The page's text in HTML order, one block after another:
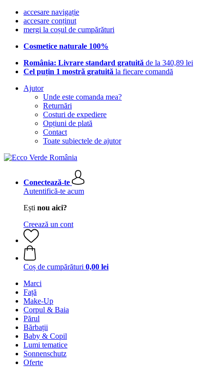
accesare navigație
accesare conținut
mergi la coșul de cumpărături
Cosmetice naturale 100%
România: Livrare standard gratuită de la 340,89 lei
Cel puțin 1 mostră gratuită la fiecare comandă
Ajutor
Unde este comanda mea?
Returnări
Costuri de expediere
Opțiuni de plată
Contact
Toate subiectele de ajutor
Conectează-te
Autentifică-te acum
Ești nou aici?
Creează un cont
Coș de cumpărături 0,00 lei
Marci
Față
Make-Up
Corpul & Baia
Părul
Bărbații
Baby & Copil
Lumi tematice
Sonnenschutz
Oferte